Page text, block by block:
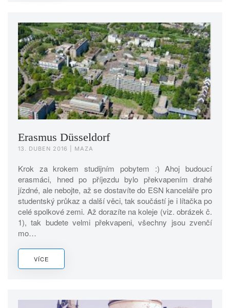
Erasmus Düsseldorf
13. DUBEN 2016 | MAZA
Krok za krokem studijním pobytem :) Ahoj budoucí
erasmáci, hned po příjezdu bylo překvapením drahé
jízdné, ale nebojte, až se dostavíte do ESN kanceláře pro
studentský průkaz a další věci, tak součástí je i lítačka po
celé spolkové zemi. Až dorazíte na koleje (viz. obrázek č.
1), tak budete velmi překvapeni, všechny jsou zvenčí
mo…
VÍCE